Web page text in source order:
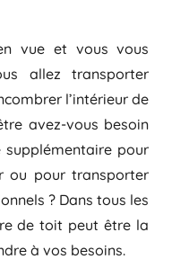
vue et vous vous
allez transporter
l’intérieur de
avez-vous besoin
supplémentaire pour
ou pour transporter
? Dans tous les
de toit peut être la
à vos besoins.